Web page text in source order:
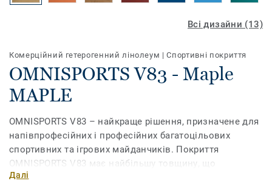
Всі дизайни (13)
Комерційний гетерогенний лінолеум |Спортивні покриття
OMNISPORTS V83 - Maple
MAPLE
OMNISPORTS V83 – найкраще рішення, призначене для
напівпрофесійних і професійних багатоцільових
спортивних та ігрових майданчиків. Покриття
OMNISPORTS V83 має найбільшу товщину, що
забезпечує найкращий амортизаційний показник. А
Далі